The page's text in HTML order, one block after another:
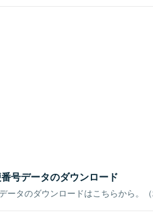
号データのダウンロード
ータのダウンロードはこちらから。